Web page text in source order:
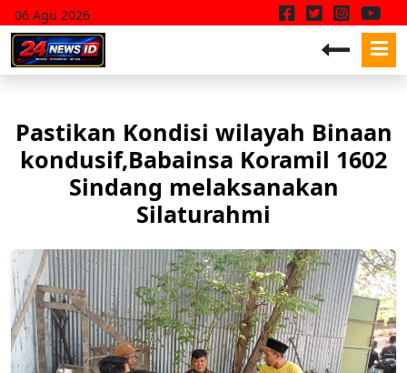
06 Agu 2026
Pastikan Kondisi wilayah Binaan
kondusif,Babainsa Koramil 1602
Sindang melaksanakan
Silaturahmi